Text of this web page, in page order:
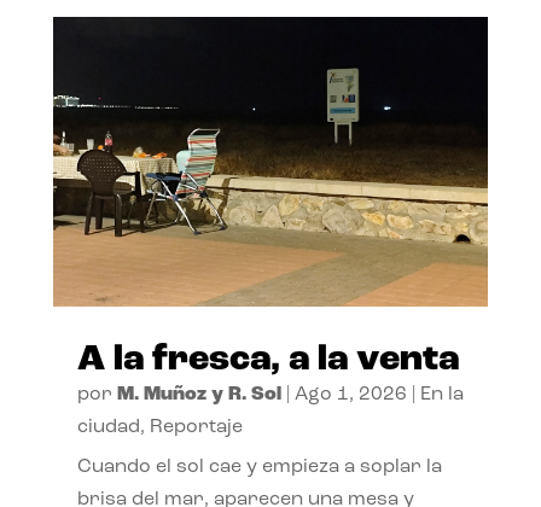
A la fresca, a la venta
por M. Muñoz y R. Sol| Ago 1, 2026
En la
ciudad, Reportaje
Cuando el sol cae y empieza a soplar la
brisa del mar, aparecen una mesa y